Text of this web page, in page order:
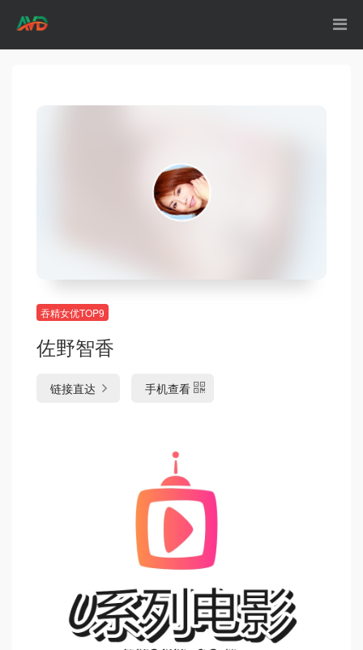
吞精女优TOP9
佐野智香
链接直达 手机查看